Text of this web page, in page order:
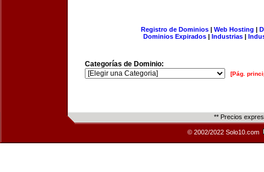
Registro de Dominios| Web Hosting |
Dominios Expirados | Industrias |
Categorías de Dominio:
[Pág.
** Precios
© 2002/2022 Solo10.com